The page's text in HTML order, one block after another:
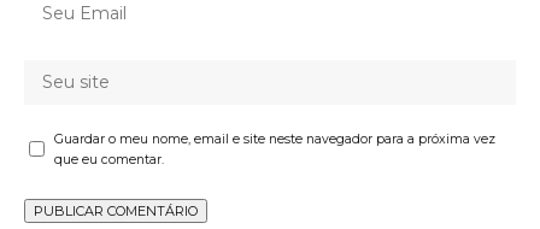
Guardar o meu nome, email e site neste navegador para a próxima vez
que eu comentar.